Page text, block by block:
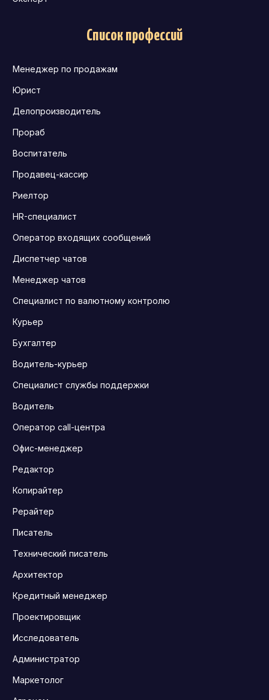
Список профессий
Менеджер по продажам
Юрист
Делопроизводитель
Прораб
Воспитатель
Продавец-кассир
Риелтор
HR-специалист
Оператор входящих сообщений
Диспетчер чатов
Менеджер чатов
Специалист по валютному контролю
Курьер
Бухгалтер
Водитель-курьер
Специалист службы поддержки
Водитель
Оператор call-центра
Офис-менеджер
Редактор
Копирайтер
Рерайтер
Писатель
Технический писатель
Архитектор
Кредитный менеджер
Проектировщик
Исследователь
Администратор
Маркетолог